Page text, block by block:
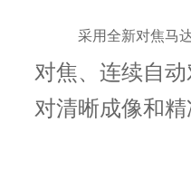
采用全新对焦马
对焦、连续自
对清晰成像和精